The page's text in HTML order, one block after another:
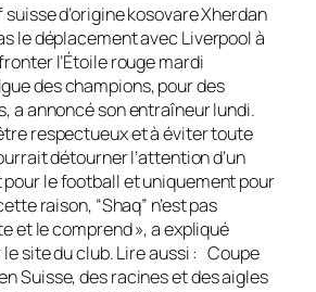
d’origine kosovare Xherdan
le déplacement avec Liverpool à
l’Étoile rouge mardi
des champions, pour des
a annoncé son entraîneur lundi.
respectueux et à éviter toute
détourner l’attention d’un
le football et uniquement pour
raison, “Shaq” n’est pas
et le comprend », a expliqué
le site du club. Lire aussi : Coupe
Suisse, des racines et des aigles